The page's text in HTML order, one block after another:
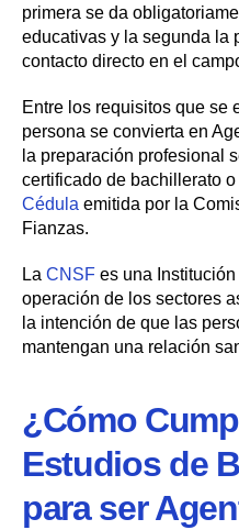
primera se da
educativas y la segunda la
contacto directo en el
Entre los requisitos que se
persona se convierta en
la preparación profesional
certificado de bachillerato
Cédula emitida por la
Fianzas.
La CNSF es una
operación de los sectores
la intención de que las
mantengan una relación
¿Cómo
Estudios de
para ser